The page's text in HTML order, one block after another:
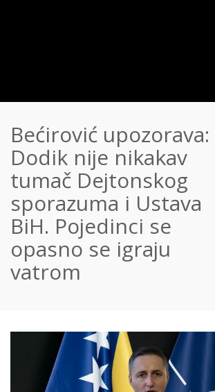
Bećirović upozorava:
Dodik nije nikakav
tumač Dejtonskog
sporazuma i Ustava
BiH. Pojedinci se
opasno se igraju
vatrom